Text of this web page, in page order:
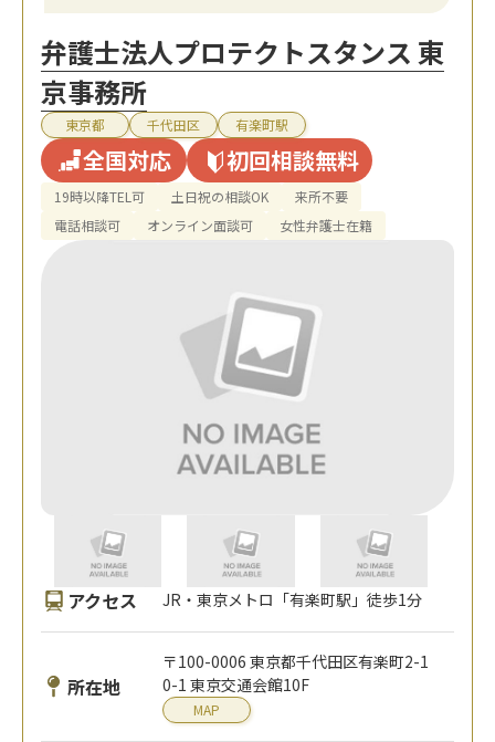
弁護士法人プロテクトスタンス 東
京事務所
東京都 千代田区 有楽町駅
全国対応 初回相談無料
19時以降TEL可 土日祝の相談OK
来所不要
電話相談可
オンライン面談可 女性弁護士在籍
アクセス JR・東京メトロ「有楽町駅」徒歩1分
所在地
〒100-0006 東京都千代田区有楽町2-1
0-1 東京交通会館10F
MAP